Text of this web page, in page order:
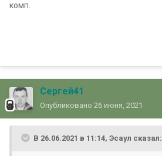
комп.
Сергей41
Опубликовано 26 июня, 2021
В 26.06.2021 в 11:14, Эсаул сказал: